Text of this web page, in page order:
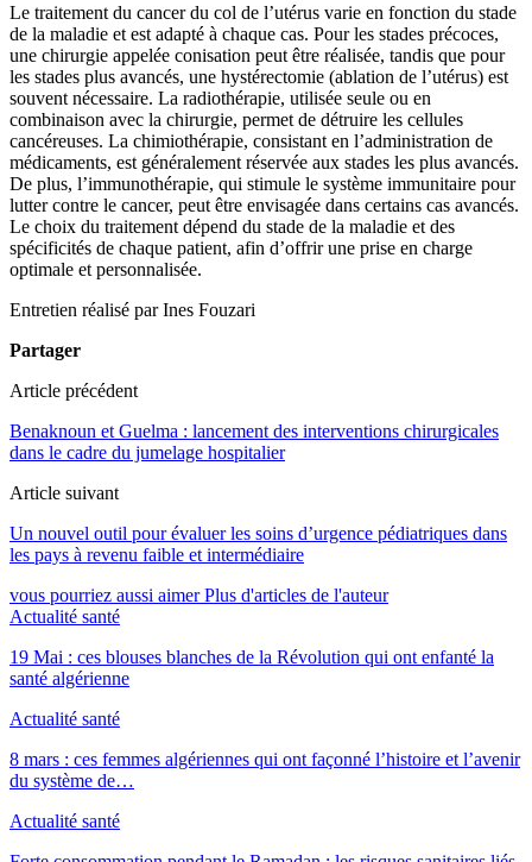
Le traitement du cancer du col de l’utérus varie en fonction du stade
de la maladie et est adapté à chaque cas. Pour les stades précoces,
une chirurgie appelée conisation peut être réalisée, tandis que pour
les stades plus avancés, une hystérectomie (ablation de l’utérus) est
souvent nécessaire. La radiothérapie, utilisée seule ou en
combinaison avec la chirurgie, permet de détruire les cellules
cancéreuses. La chimiothérapie, consistant en l’administration de
médicaments, est généralement réservée aux stades les plus avancés.
De plus, l’immunothérapie, qui stimule le système immunitaire pour
lutter contre le cancer, peut être envisagée dans certains cas avancés.
Le choix du traitement dépend du stade de la maladie et des
spécificités de chaque patient, afin d’offrir une prise en charge
optimale et personnalisée.
Entretien réalisé par Ines Fouzari
Partager
Article précédent
Benaknoun et Guelma : lancement des interventions chirurgicales
dans le cadre du jumelage hospitalier
Article suivant
Un nouvel outil pour évaluer les soins d’urgence pédiatriques dans
les pays à revenu faible et intermédiaire
vous pourriez aussi aimer Plus d'articles de l'auteur
Actualité santé
19 Mai : ces blouses blanches de la Révolution qui ont enfanté la
santé algérienne
Actualité santé
8 mars : ces femmes algériennes qui ont façonné l’histoire et l’avenir
du système de…
Actualité santé